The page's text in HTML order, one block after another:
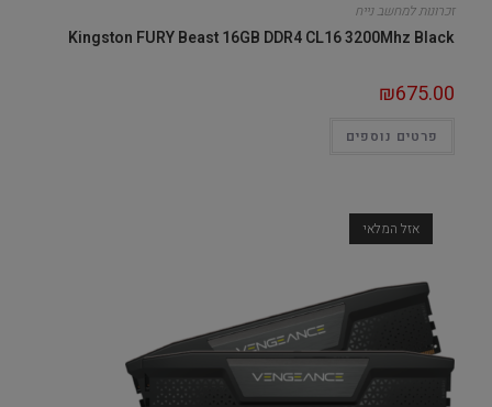
זכרונות למחשב נייח
Kingston FURY Beast 16GB DDR4 CL16 3200Mhz Black
₪675.00
פרטים נוספים
אזל המלאי